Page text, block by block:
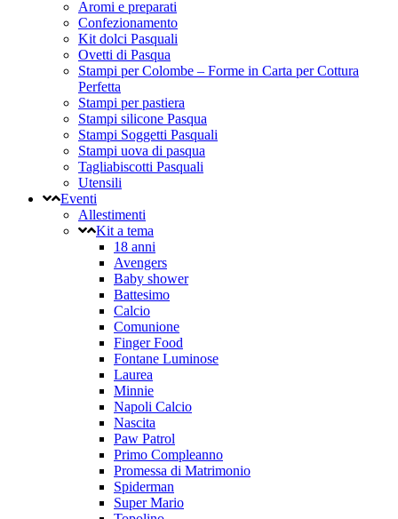
Aromi e preparati
Confezionamento
Kit dolci Pasquali
Ovetti di Pasqua
Stampi per Colombe – Forme in Carta per Cottura
Perfetta
Stampi per pastiera
Stampi silicone Pasqua
Stampi Soggetti Pasquali
Stampi uova di pasqua
Tagliabiscotti Pasquali
Utensili
Eventi
Allestimenti
Kit a tema
18 anni
Avengers
Baby shower
Battesimo
Calcio
Comunione
Finger Food
Fontane Luminose
Laurea
Minnie
Napoli Calcio
Nascita
Paw Patrol
Primo Compleanno
Promessa di Matrimonio
Spiderman
Super Mario